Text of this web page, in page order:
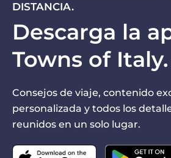
DISTANCIA.
Descarga la
Towns of Italy.
Consejos de viaje, contenido
personalizada y todos los
reunidos en un solo lugar.